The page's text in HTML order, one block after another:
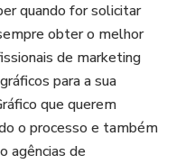
quando for solicitar
obter o melhor
de marketing
para a sua
que querem
o processo e também
agências de